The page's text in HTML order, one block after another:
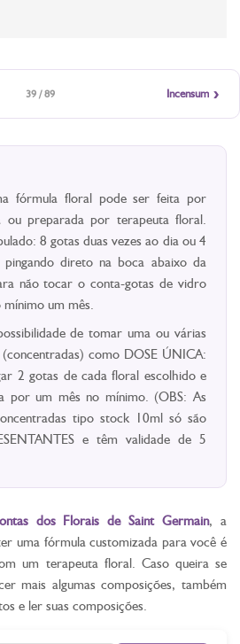
39 / 89 Incensum ›
fórmula floral pode ser feita por
ou preparada por terapeuta floral.
8 gotas duas vezes ao dia ou 4
direto na boca abaixo da
não tocar o conta-gotas de vidro
um mês.
de tomar uma ou várias
como DOSE ÚNICA:
2 gotas de cada floral escolhido e
por um mês no mínimo. (OBS: As
tipo stock 10ml só são
e têm validade de 5
dos Florais de Saint Germain, a
uma fórmula customizada para você é
um terapeuta floral. Caso queira se
mais algumas composições, também
e ler suas composições.